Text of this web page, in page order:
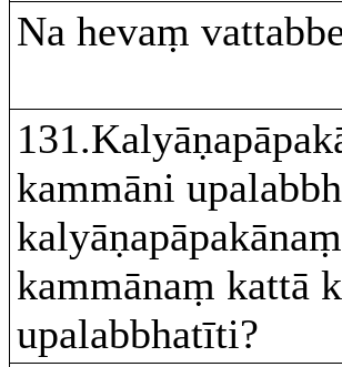
Na hevaṃ
kammāni
kalyāṇapāpakānaṃ
kammānaṃ kattā
upalabbhatīti?